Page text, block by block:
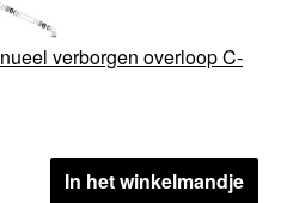
verborgen overloop C-
In het winkelmandje